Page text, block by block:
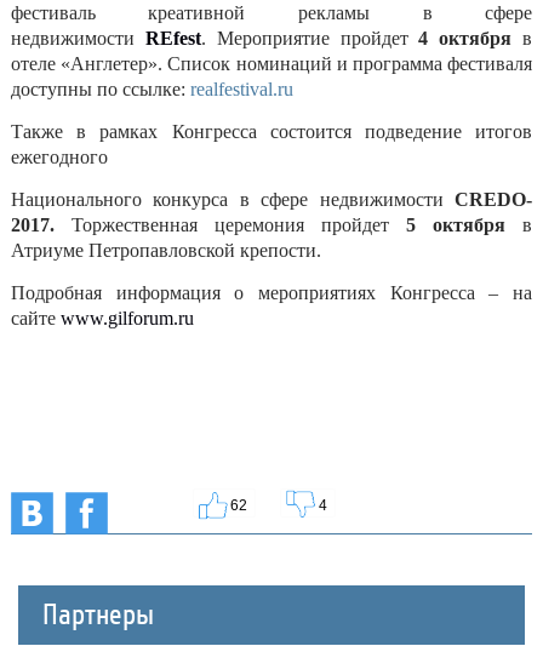
фестиваль креативной рекламы в сфере
недвижимости REfest. Мероприятие пройдет 4 октября в
отеле «Англетер». Список номинаций и программа фестиваля
доступны по ссылке: realfestival.ru
Также в рамках Конгресса состоится подведение итогов
ежегодного
Национального конкурса в сфере недвижимостиCREDO-
2017.Торжественная церемония пройдет5 октября в
Атриуме Петропавловской крепости.
Подробная информация о мероприятиях Конгресса – на
сайте www.gilforum.ru
62 4
Партнеры